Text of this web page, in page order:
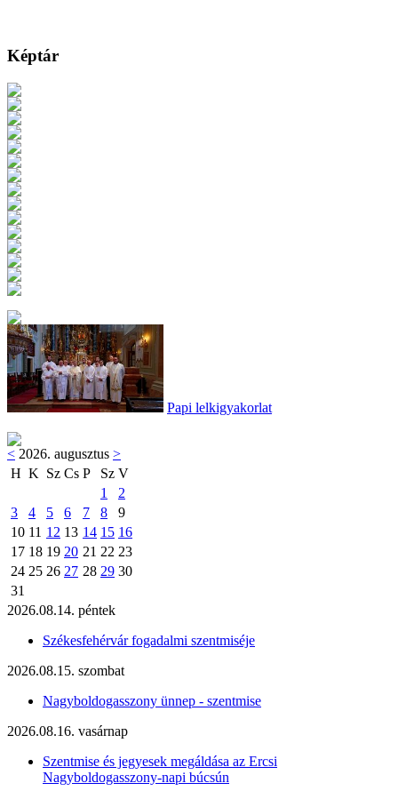
Képtár
Papi lelkigyakorlat
< 2026. augusztus >
H K Sz Cs P Sz V
1
2
3
4 5 6 7 8
9
10 11 12 13 14 15 16
17 18 19 20 21 22 23
24 25 26 27 28 29 30
31
2026.08.14. péntek
Székesfehérvár fogadalmi szentmiséje
2026.08.15. szombat
Nagyboldogasszony ünnep - szentmise
2026.08.16. vasárnap
Szentmise és jegyesek megáldása az Ercsi
Nagyboldogasszony-napi búcsún